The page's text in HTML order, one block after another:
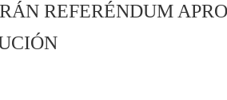
REFERÉNDUM